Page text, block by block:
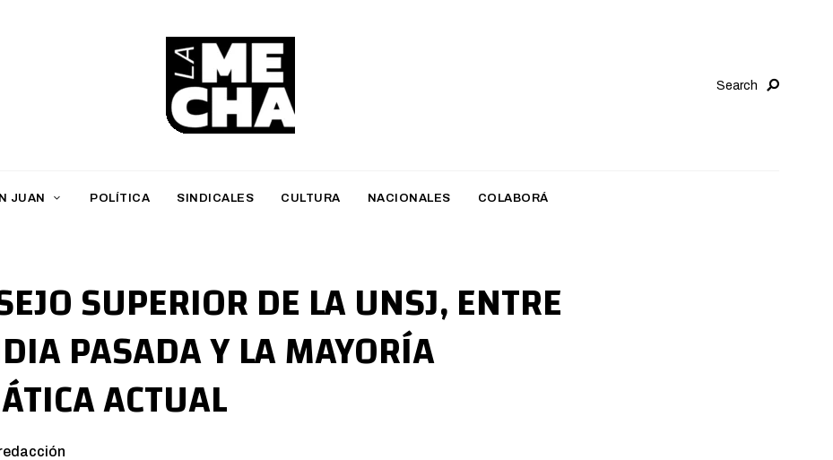
a
M
h
a
Search
JUAN POLÍTICA SINDICALES CULTURA NACIONALES COLABORÁ
SUPERIOR DE LA UNSJ, ENTRE
PASADA Y LA MAYORÍA
ACTUAL